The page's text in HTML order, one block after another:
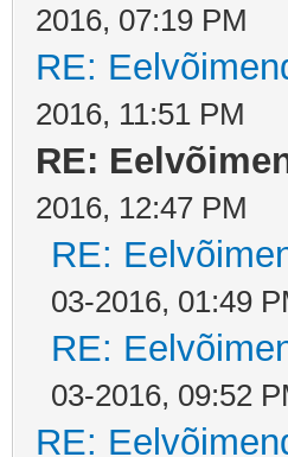
2016, 07:19 PM
RE:
2016, 11:51 PM
RE:
2016, 12:47 PM
RE:
03-2016, 01:49
RE:
03-2016, 09:52
RE: